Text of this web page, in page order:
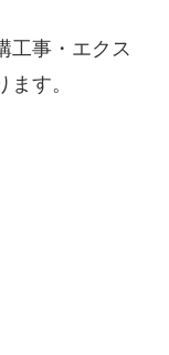
工事・エクス
す。